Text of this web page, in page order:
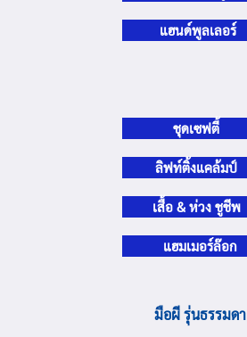
แฮนด์พูลเลอร์
ชุดเซฟตี้
ลิฟท์ติ้งแคล้มป์
เสื้อ & ห่วง ชูชีพ
แฮมเมอร์ล๊อก
มือผี รุ่นธรรมดา